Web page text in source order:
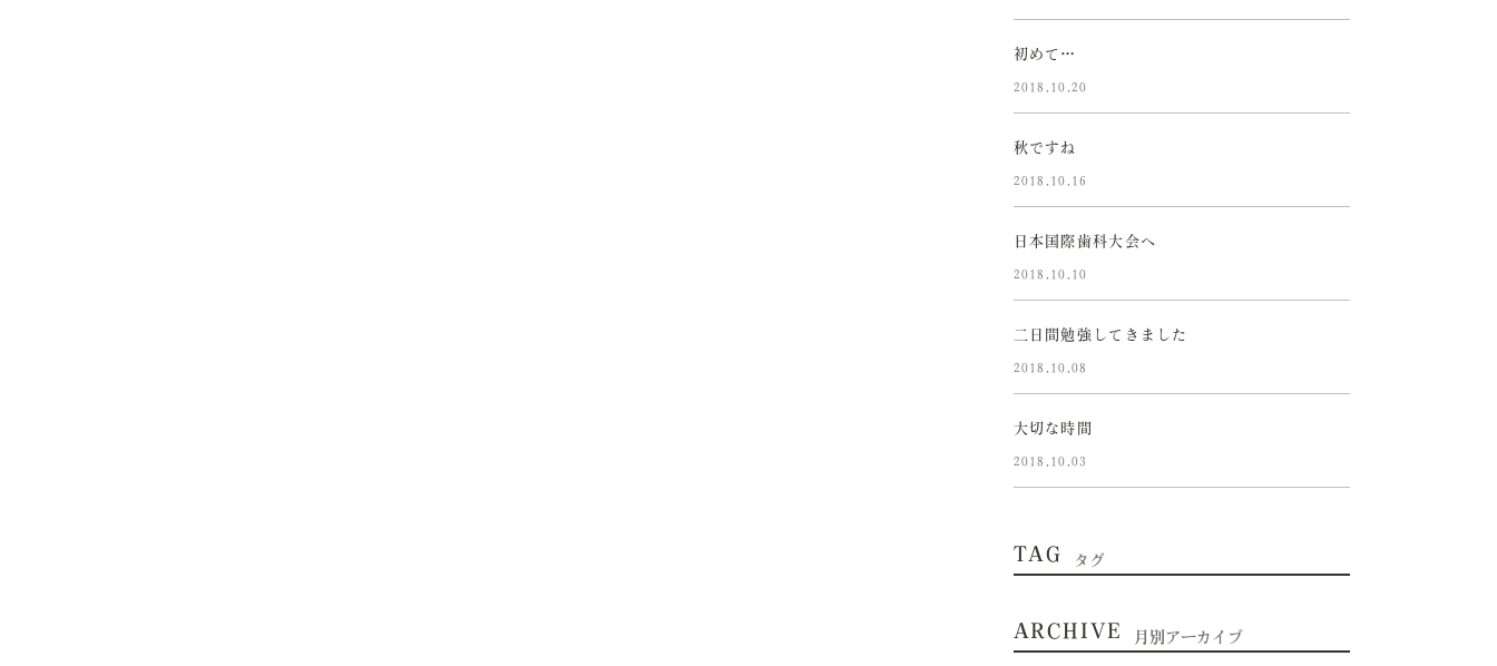
初めて…
2018.10.20
秋ですね
2018.10.16
日本国際歯科大会へ
2018.10.10
二日間勉強してきました
2018.10.08
大切な時間
2018.10.03
TAG タグ
ARCHIVE 月別アーカイブ